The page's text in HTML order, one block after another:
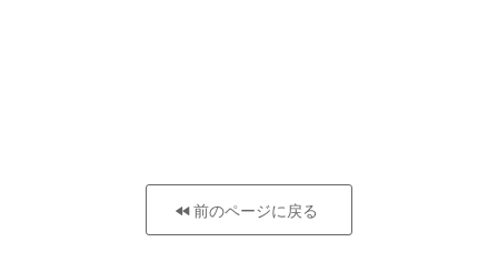
前のページに戻る